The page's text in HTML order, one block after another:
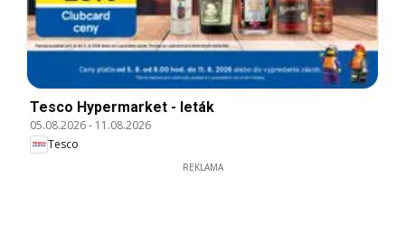
Tesco Hypermarket - leták
05.08.2026- 11.08.2026
Tesco
REKLAMA